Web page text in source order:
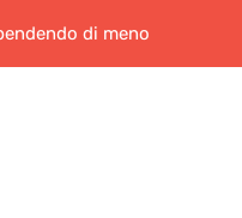
di meno